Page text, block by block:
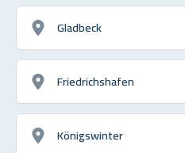
Gladbeck
Friedrichshafen
Königswinter